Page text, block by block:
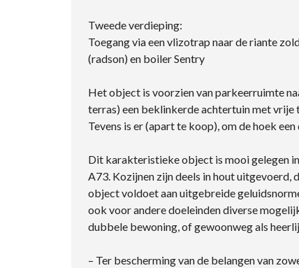
Tweede verdieping:
Toegang via een vlizotrap naar de riante
(radson) en boiler Sentry
Het object is voorzien van parkeerruimte
terras) een beklinkerde achtertuin met vrije
Tevens is er (apart te koop), om de hoek
Dit karakteristieke object is mooi gelegen
A73. Kozijnen zijn deels in hout
object voldoet aan uitgebreide
ook voor andere doeleinden diverse
dubbele bewoning, of gewoonweg als
– Ter bescherming van de belangen van